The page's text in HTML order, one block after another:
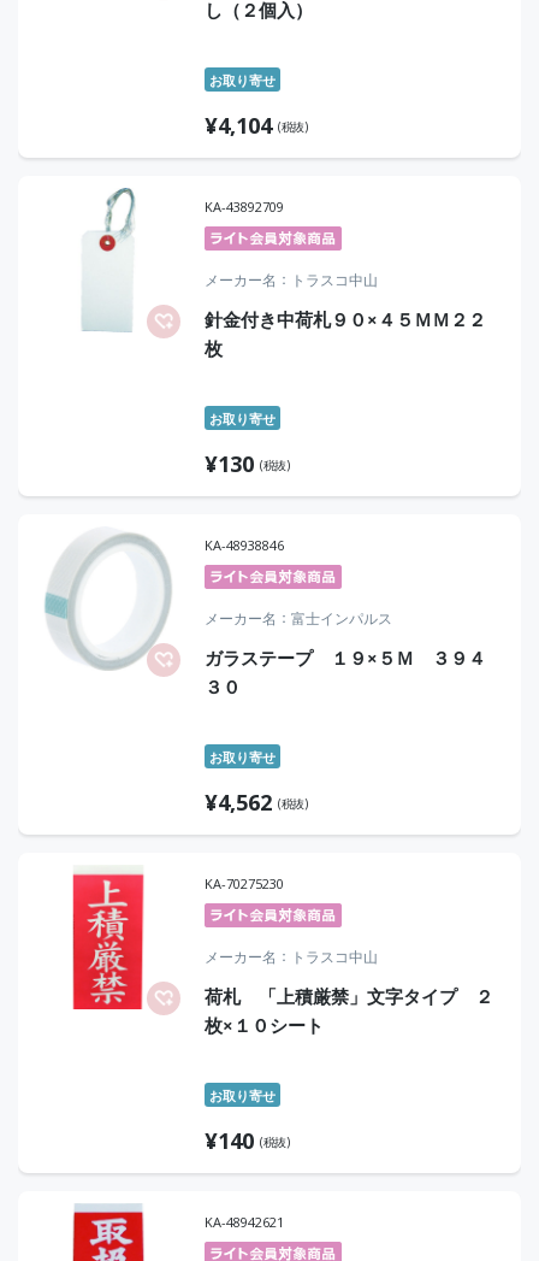
し（２個入）
お取り寄せ
¥4,104 (税抜)
KA-43892709
メーカー名 トラスコ中山
針金付き中荷札９０×４５ＭＭ２２
枚
お取り寄せ
¥130 (税抜)
KA-48938846
メーカー名 富士インパルス
ガラステープ １９×５Ｍ ３９４
３０
お取り寄せ
¥4,562 (税抜)
KA-70275230
メーカー名 トラスコ中山
荷札 「上積厳禁」文字タイプ ２
枚×１０シート
お取り寄せ
¥140 (税抜)
KA-48942621